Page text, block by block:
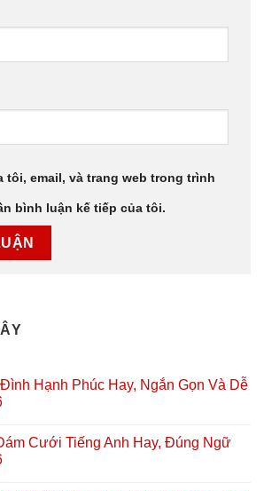
tôi, email, và trang web trong trình
bình luận kế tiếp của tôi.
Hạnh Phúc Hay, Ngắn Gọn Và Dễ
Cưới Tiếng Anh Hay, Đúng Ngữ